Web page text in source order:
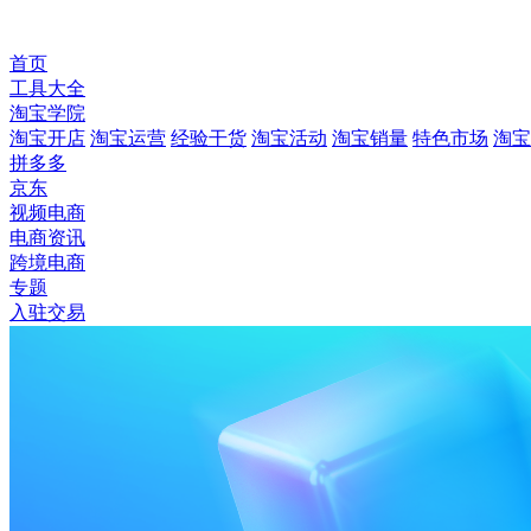
首页
工具大全
淘宝学院
淘宝开店 淘宝运营 经验干货 淘宝活动 淘宝销量 特色市场 淘
拼多多
京东
视频电商
电商资讯
跨境电商
专题
入驻交易